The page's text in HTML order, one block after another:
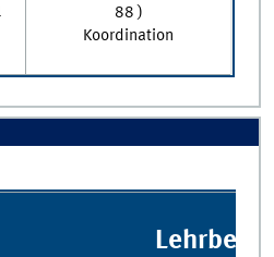
88 )
Koordination